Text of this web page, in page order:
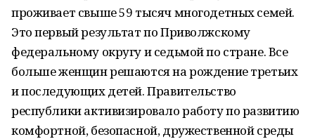
проживает свыше 59 тысяч многодетных семей.
Это первый результат по Приволжскому
федеральному округу и седьмой по стране. Все
больше женщин решаются на рождение третьих
и последующих детей. Правительство
республики активизировало работу по развитию
комфортной, безопасной, дружественной среды